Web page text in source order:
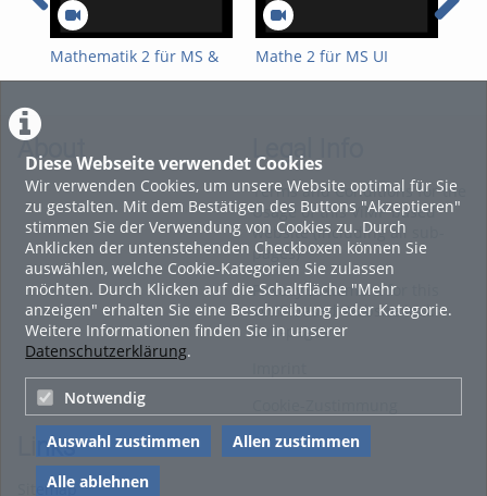
Diese Webseite verwendet Cookies
Wir verwenden Cookies, um unsere Website optimal für Sie
zu gestalten. Mit dem Bestätigen des Buttons "Akzeptieren"
stimmen Sie der Verwendung von Cookies zu. Durch
Anklicken der untenstehenden Checkboxen können Sie
auswählen, welche Cookie-Kategorien Sie zulassen
möchten. Durch Klicken auf die Schaltfläche "Mehr
anzeigen" erhalten Sie eine Beschreibung jeder Kategorie.
Weitere Informationen finden Sie in unserer
Datenschutzerklärung.
Notwendig
Auswahl zustimmen
Allen zustimmen
Alle ablehnen
Kapitel 3 – Reinigen der Anlage / Schroten des Malzes
Kapitel 4 – Brauprozess: Maischen
Kapitel 5 – Brauprozess: Läutern
Kapitel 6 – Brauprozess: Kochen & Hopfenzugabe
Kapitel 7 – Brauprozess: Whirlpoolverfahren, Kühlen,
Fassabfüllung & Hefezugabe
Kapitel 8 – Gärung, Flaschenabfüllung & Reifung des Bieres in
Flaschen
Tags:
verfahrenstechnik braukurs bierbrauen aw-fach bierherstellung
Mathematik 2 für MS &
UI 15.4.26
Mathe 2 für MS UI
14.4.26
About Legal Info
Terms and Conditions for the
Usage of this ViMP based
website (including all sub-
pages)
Privacy Statement for this
ViMP based Website incl.
Sub-pages
Links
Sitemap